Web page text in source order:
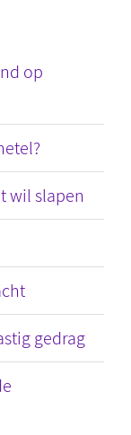
op
wil slapen
gedrag